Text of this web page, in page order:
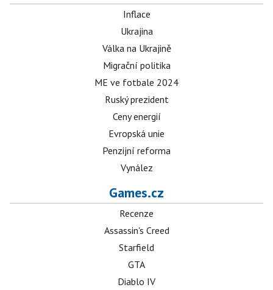
Inflace
Ukrajina
Válka na Ukrajině
Migrační politika
ME ve fotbale 2024
Ruský prezident
Ceny energií
Evropská unie
Penzijní reforma
Vynález
Games.cz
Recenze
Assassin's Creed
Starfield
GTA
Diablo IV